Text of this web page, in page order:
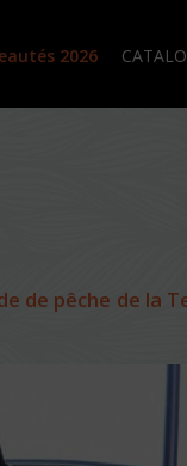
2026
de pêche de la